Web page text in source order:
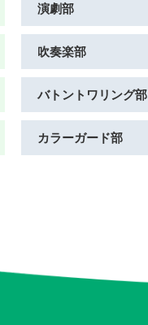
演劇部
吹奏楽部
バトントワリング部
カラーガード部